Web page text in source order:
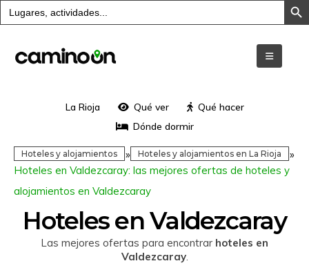
Buscar:
La Rioja Qué ver
Qué hacer
Dónde dormir
Hoteles y alojamientos » Hoteles y alojamientos en La Rioja
»
Hoteles en Valdezcaray: las mejores ofertas de hoteles y
alojamientos en Valdezcaray
Hoteles en Valdezcaray
Las mejores ofertas para encontrar hoteles en
Valdezcaray.